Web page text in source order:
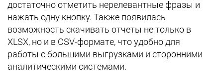
достаточно отметить нерелевантные фразы и
нажать одну кнопку. Также появилась
возможность скачивать отчеты не только в
XLSX, но и в CSV-формате, что удобно для
работы с большими выгрузками и сторонними
аналитическими системами.